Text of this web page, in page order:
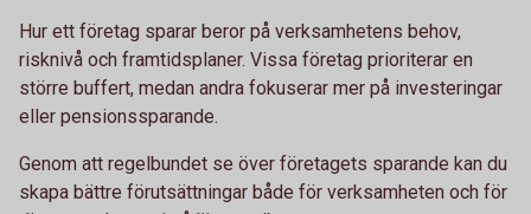
Hur ett företag sparar beror på verksamhetens behov,
risknivå och framtidsplaner. Vissa företag prioriterar en
större buffert, medan andra fokuserar mer på investeringar
eller pensionssparande.
Genom att regelbundet se över företagets sparande kan du
skapa bättre förutsättningar både för verksamheten och för